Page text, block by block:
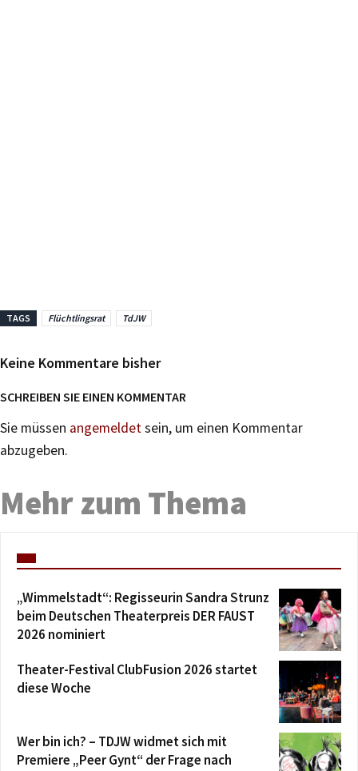
TAGS Flüchtlingsrat TdJW
Keine Kommentare bisher
SCHREIBEN SIE EINEN KOMMENTAR
Sie müssen angemeldetsein, um einen Kommentar
abzugeben.
Mehr zum Thema
„Wimmelstadt“: Regisseurin Sandra Strunz
beim Deutschen Theaterpreis DER FAUST
2026 nominiert
Theater-Festival ClubFusion 2026 startet
diese Woche
Wer bin ich? – TDJW widmet sich mit
Premiere „Peer Gynt“ der Frage nach